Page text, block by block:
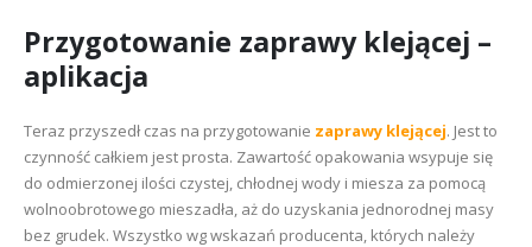
Przygotowanie zaprawy klejącej –
aplikacja
Teraz przyszedł czas na przygotowanie zaprawy klejącej. Jest to
czynność całkiem jest prosta. Zawartość opakowania wsypuje się
do odmierzonej ilości czystej, chłodnej wody i miesza za pomocą
wolnoobrotowego mieszadła, aż do uzyskania jednorodnej masy
bez grudek. Wszystko wg wskazań producenta, których należy